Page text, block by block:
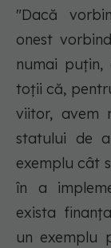
"Dacă
onest
numai
toţii că,
viitor, avem
statului de
exemplu cât
în a
exista
un exemplu